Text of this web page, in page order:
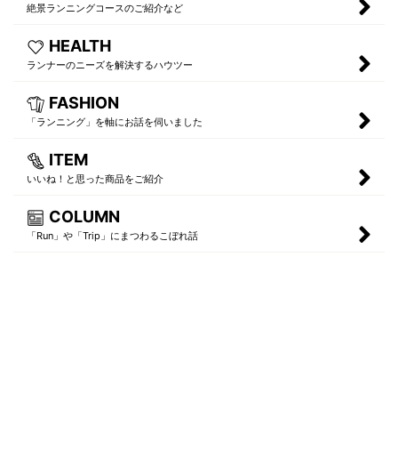
絶景ランニングコースのご紹介など
HEALTH
ランナーのニーズを解決するハウツー
FASHION
「ランニング」を軸にお話を伺いました
ITEM
いいね！と思った商品をご紹介
COLUMN
「Run」や「Trip」にまつわるこぼれ話